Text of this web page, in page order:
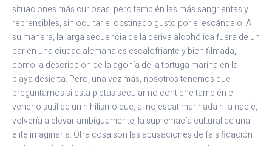
situaciones más curiosas, pero también las más sangrientas y
reprensibles, sin ocultar el obstinado gusto por el escándalo. A
su manera, la larga secuencia de la deriva alcohólica fuera de un
bar en una ciudad alemana es escalofriante y bien filmada,
como la descripción de la agonía de la tortuga marina en la
playa desierta. Pero, una vez más, nosotros tenemos que
preguntarnos si esta pietas secular no contiene también el
veneno sutil de un nihilismo que, al no escatimar nada ni a nadie,
volvería a elevar ambiguamente, la supremacía cultural de una
élite imaginaria. Otra cosa son las acusaciones de falsificación